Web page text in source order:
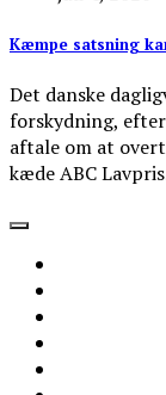
Kæmpe satsning
Det danske
forskydning,
aftale om at
kæde ABC